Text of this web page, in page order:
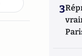
3